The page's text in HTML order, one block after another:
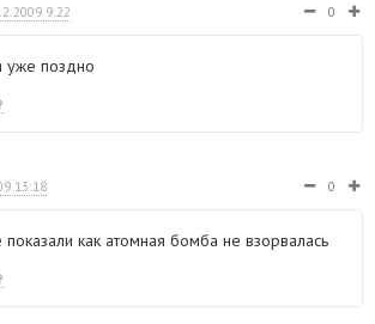
9:22 0
уже поздно
13:18 0
показали как атомная бомба не взорвалась